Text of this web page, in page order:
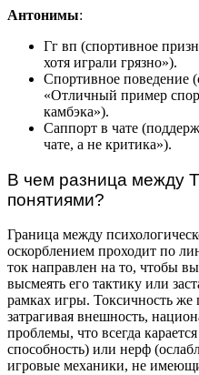
Антонимы:
Гг вп (спортивное
хотя играли грязно»).
Спортивное поведение
«Отличный пример
камбэка»).
Саппорт в чате
чате, а не критика»).
В чем разница между
понятиями?
Граница между
оскорблением проходит по
ток направлен на то, чтобы
высмеять его тактику или
рамках игры. Токсичность же
затрагивая внешность,
проблемы, что всегда
способность) или нерф
игровые механики, не